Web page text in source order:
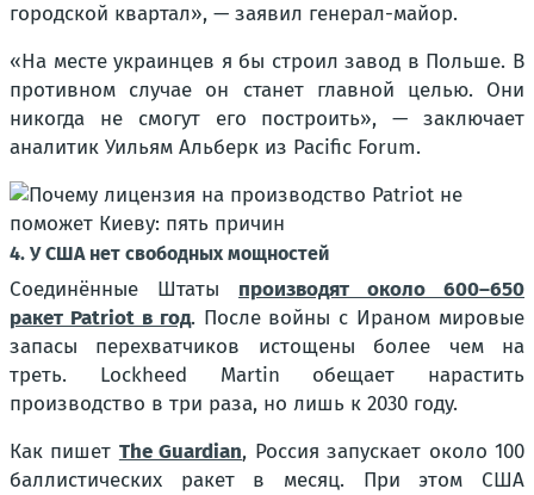
городской квартал», — заявил генерал-майор.
«На месте украинцев я бы строил завод в Польше. В
противном случае он станет главной целью. Они
никогда не смогут его построить», — заключает
аналитик Уильям Альберк из Pacific Forum.
4. У США нет свободных мощностей
Соединённые Штаты производят около 600–650
ракет Patriot в год. После войны с Ираном мировые
запасы перехватчиков истощены более чем на
треть. Lockheed Martin обещает нарастить
производство в три раза, но лишь к 2030 году.
Как пишет The Guardian, Россия запускает около 100
баллистических ракет в месяц. При этом США